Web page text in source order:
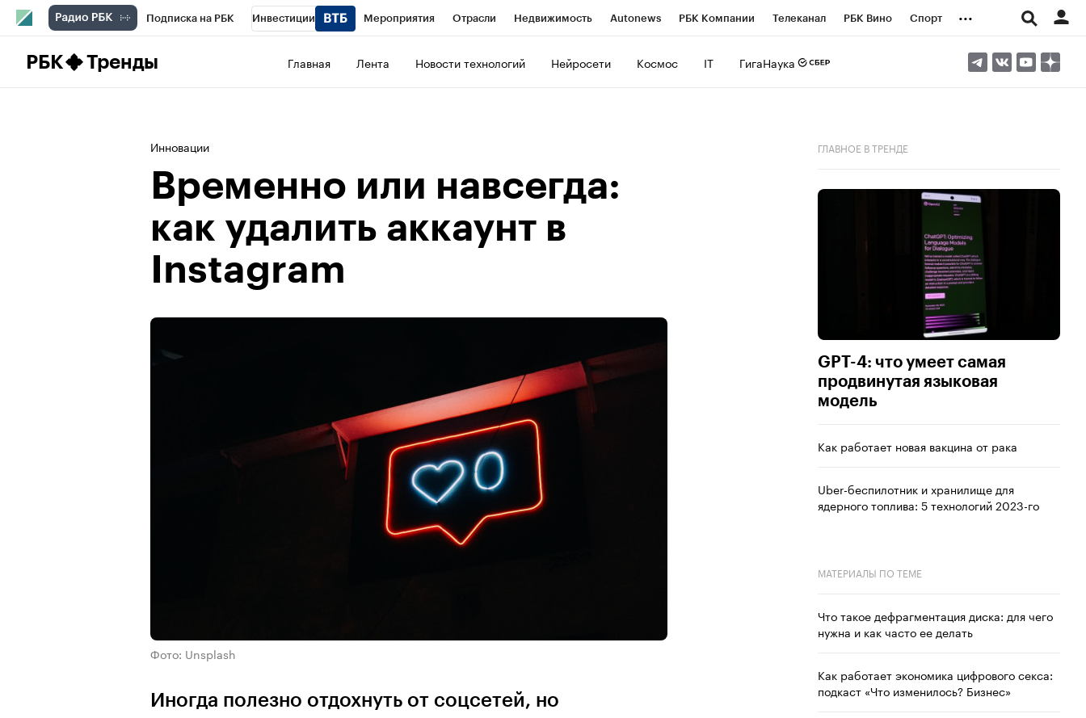
Подписка на РБК Инвестиции Мероприятия Отрасли Недвижимость Autonews РБК Компании Телеканал РБК Вино Спорт ...
РБК Тренды Главная Лента Новости технологий Нейросети Космос IT ГигаНаука
Инновации
Временно или навсегда:
как удалить аккаунт в
Instagram
Фото: Unsplash
Иногда полезно отдохнуть от соцсетей, но
ГЛАВНОЕ В ТРЕНДЕ
GPT-4: что умеет самая
продвинутая языковая
модель
Как работает новая вакцина от рака
Uber-беспилотник и хранилище для
ядерного топлива: 5 технологий 2023-го
МАТЕРИАЛЫ ПО ТЕМЕ
Что такое дефрагментация диска: для чего
нужна и как часто ее делать
Как работает экономика цифрового секса:
подкаст «Что изменилось? Бизнес»